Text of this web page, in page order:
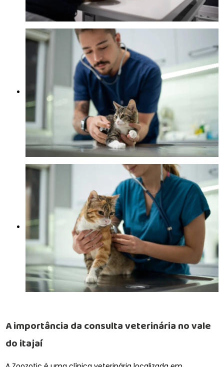
A importância daconsulta veterinária no vale
do itajaí